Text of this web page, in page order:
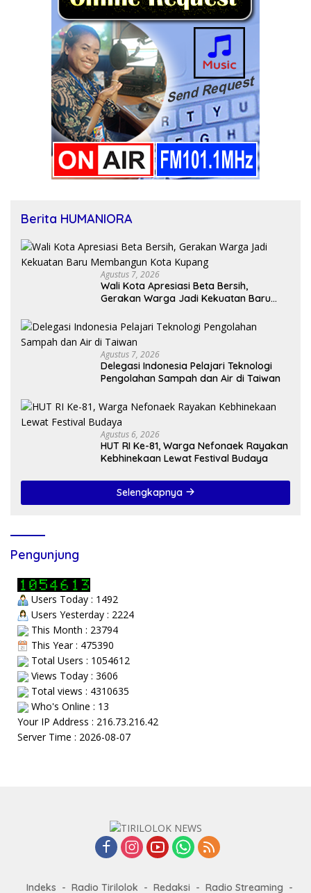
Berita HUMANIORA
Agustus 7, 2026
Wali Kota Apresiasi Beta Bersih,
Gerakan Warga Jadi Kekuatan Baru
Agustus 7, 2026
Delegasi Indonesia Pelajari Teknologi
Pengolahan Sampah dan Air di Taiwan
Agustus 6, 2026
HUT RI Ke-81, Warga Nefonaek Rayakan
Kebhinekaan Lewat Festival Budaya
Selengkapnya
Pengunjung
Users Today : 1492
Users Yesterday : 2224
This Month : 23794
This Year : 475390
Total Users : 1054612
Views Today : 3606
Total views : 4310635
Who's Online : 13
Your IP Address : 216.73.216.42
Server Time : 2026-08-07
Indeks Radio Tirilolok Redaksi Radio Streaming